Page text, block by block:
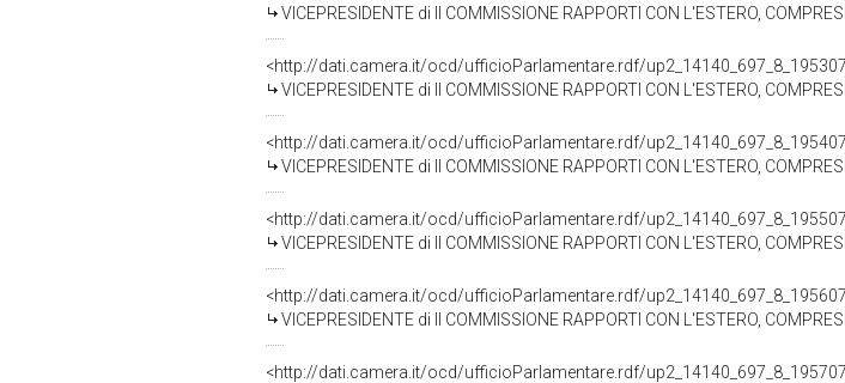
VICEPRESIDENTE di II COMMISSIONE RAPPORTI CON L'ESTERO,
<http://dati.camera.it/ocd/ufficioParlamentare.rdf/
VICEPRESIDENTE di II COMMISSIONE RAPPORTI CON L'ESTERO,
<http://dati.camera.it/ocd/ufficioParlamentare.rdf/
VICEPRESIDENTE di II COMMISSIONE RAPPORTI CON L'ESTERO,
<http://dati.camera.it/ocd/ufficioParlamentare.rdf/
VICEPRESIDENTE di II COMMISSIONE RAPPORTI CON L'ESTERO,
<http://dati.camera.it/ocd/ufficioParlamentare.rdf/
VICEPRESIDENTE di II COMMISSIONE RAPPORTI CON L'ESTERO,
<http://dati.camera.it/ocd/ufficioParlamentare.rdf/